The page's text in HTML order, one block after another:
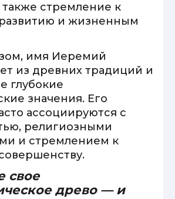
также стремление к
и жизненным
имя Иеремий
из древних традиций и
глубокие
значения. Его
ассоциируются с
религиозными
и стремлением к
свое
древо — и